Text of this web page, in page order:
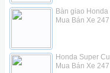
Bàn giao Honda
Mua Bán Xe 247
Honda Super
Mua Bán Xe 247